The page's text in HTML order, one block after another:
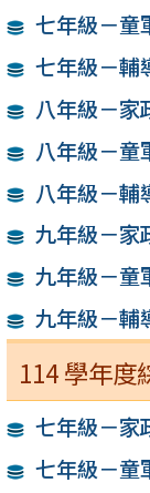
七年級－童
七年級－輔
八年級－家
八年級－童
八年級－輔
九年級－家
九年級－童
九年級－輔
114 學年度
七年級－家
七年級－童